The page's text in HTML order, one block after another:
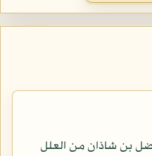
بن شاذان من العلل